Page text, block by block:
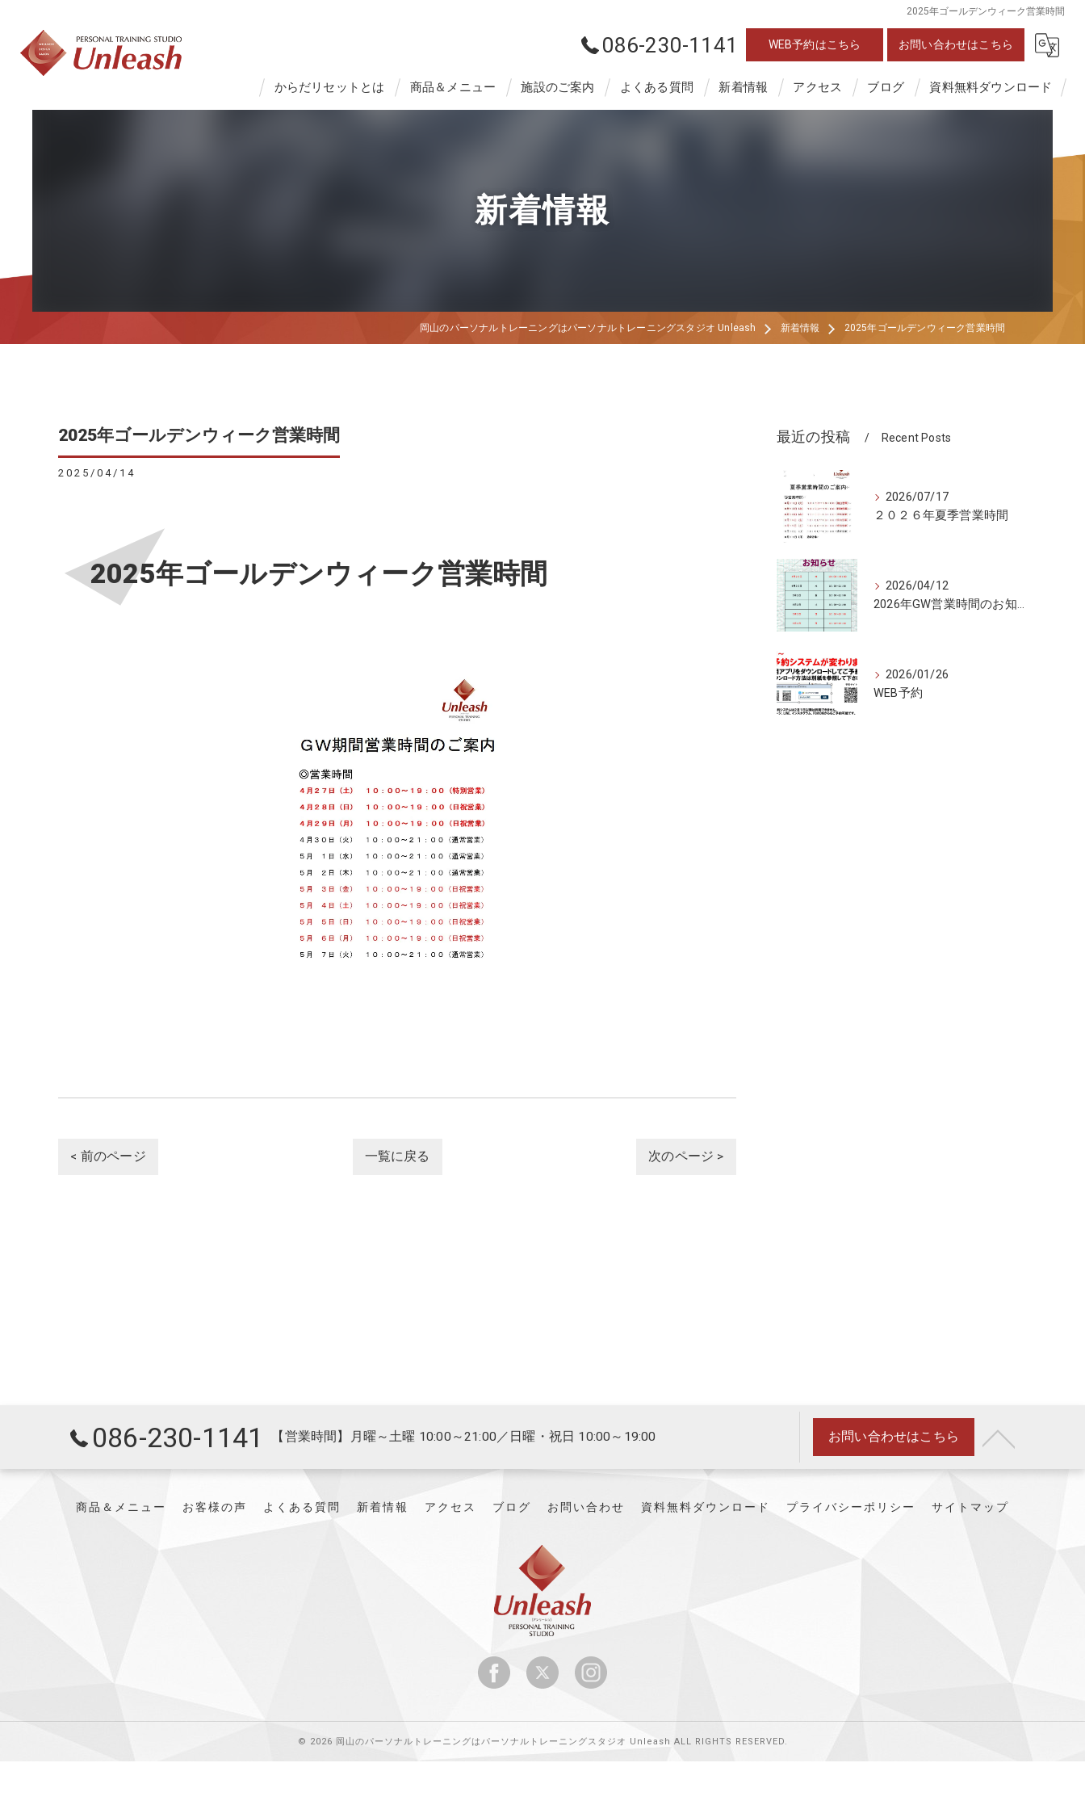
2025年ゴールデンウィーク営業時間
086-230-1141 WEB予約はこちら お問い合わせはこちら
からだリセットとは 商品＆メニュー 施設のご案内 よくある質問 新着情報 アクセス ブログ 資料無料ダウンロード
新着情報
岡山のパーソナルトレーニングはパーソナルトレーニングスタジオ Unleash 新着情報 2025年ゴールデンウィーク営業時間
2025年ゴールデンウィーク営業時間
2025/04/14
2025年ゴールデンウィーク営業時間
< 前のページ 一覧に戻る 次のページ >
最近の投稿 Recent Posts
2026/07/17
２０２６年夏季営業時間
2026/04/12
2026年GW営業時間のお知らせ
2026/01/26
WEB予約
086-230-1141 【営業時間】月曜～土曜 10:00～21:00／日曜・祝日 10:00～19:00 お問い合わせはこちら
商品＆メニュー お客様の声 よくある質問 新着情報 アクセス ブログ お問い合わせ 資料無料ダウンロード プライバシーポリシー サイトマップ
© 2026 岡山のパーソナルトレーニングはパーソナルトレーニングスタジオ Unleash ALL RIGHTS RESERVED.